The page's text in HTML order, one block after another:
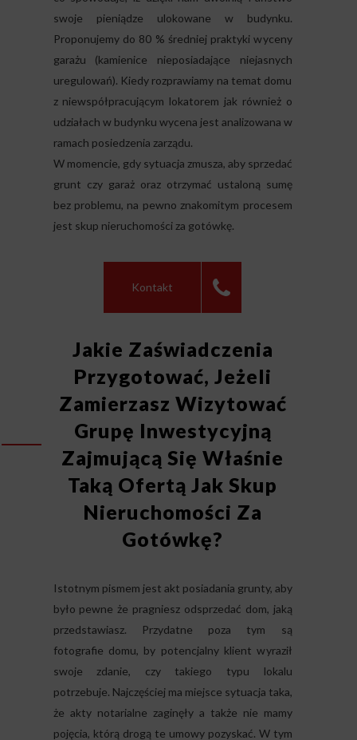
swoje pieniądze ulokowane w budynku.
Proponujemy do 80 % średniej praktyki wyceny
garażu (kamienice nieposiadające niejasnych
uregulowań). Kiedy rozprawiamy na temat domu
z niewspółpracującym lokatorem jak również o
udziałach w budynku wycena jest analizowana w
ramach posiedzenia zarządu.
W momencie, gdy sytuacja zmusza, aby sprzedać
grunt czy garaż oraz otrzymać ustaloną sumę
bez problemu, na pewno znakomitym procesem
jest skup nieruchomości za gotówkę.
Kontakt
Jakie Zaświadczenia
Przygotować, Jeżeli
Zamierzasz Wizytować
Grupę Inwestycyjną
Zajmującą Się Właśnie
Taką Ofertą Jak Skup
Nieruchomości Za
Gotówkę?
Istotnym pismem jest akt posiadania grunty, aby
było pewne że pragniesz odsprzedać dom, jaką
przedstawiasz. Przydatne poza tym są
fotografie domu, by potencjalny klient wyraził
swoje zdanie, czy takiego typu lokalu
potrzebuje. Najczęściej ma miejsce sytuacja taka,
że akty notarialne zaginęły a także nie mamy
pojęcia, którą drogą te umowy pozyskać. W tym